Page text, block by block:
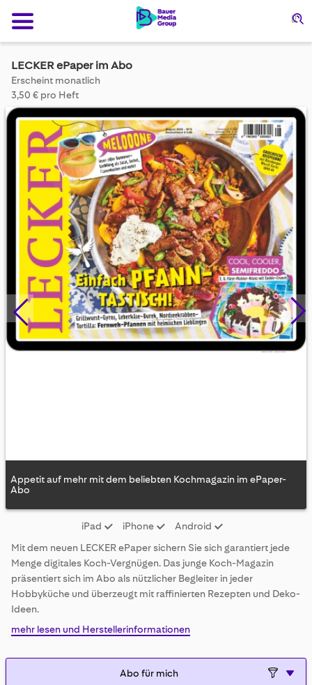
LECKER ePaper im Abo
Erscheint monatlich
3,50 € pro Heft
Skip
images
gallery
Appetit auf mehr mit dem beliebten Kochmagazin im ePaper-
Abo
the
beginning
the
images
gallery
iPad iPhone
Android
Mit dem neuen LECKER ePaper sichern Sie sich garantiert jede
Menge digitales Koch-Vergnügen. Das junge Koch-Magazin
präsentiert sich im Abo als nützlicher Begleiter in jeder
Hobbyküche und überzeugt mit raffinierten Rezepten und Deko-
Ideen.
mehr lesen und Herstellerinformationen